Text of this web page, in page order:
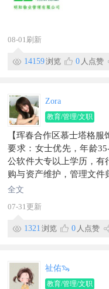
08-01刷新
14159浏览 0 人点赞
Zora
教育/管理/文职
【珲春合作区慕士塔格
要求：女士优先，年龄
公软件大专以上学历，有
购与资产维护，管理文件
组织安全培训，协调员工
薪资待遇：薪资4-6k，
☎️：修女士182****0892
联系时，请说明在【珲春
全文
07-31更新
1321 浏览 0 人点赞
祉佑🦦
教育/管理/文职